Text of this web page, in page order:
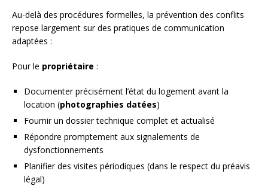
Au-delà des procédures formelles, la prévention des conflits
repose largement sur des pratiques de communication
adaptées :
Pour le propriétaire :
Documenter précisément l’état du logement avant la
location (photographies datées)
Fournir un dossier technique complet et actualisé
Répondre promptement aux signalements de
dysfonctionnements
Planifier des visites périodiques (dans le respect du préavis
légal)